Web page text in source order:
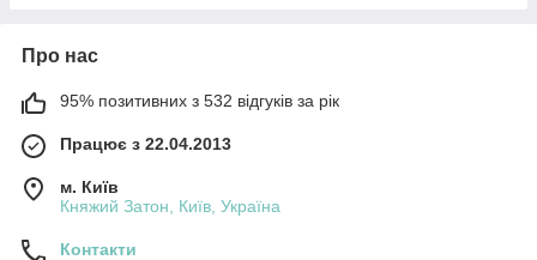
Про нас
95% позитивних з 532 відгуків за рік
Працює з 22.04.2013
м. Київ
Княжий Затон, Київ, Україна
Контакти